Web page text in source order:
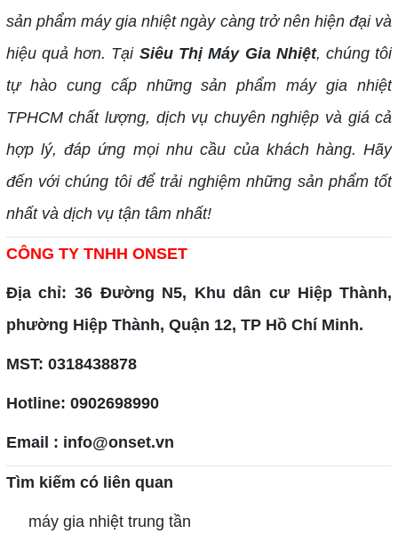
sản phẩm máy gia nhiệt ngày càng trở nên hiện đại và
hiệu quả hơn. Tại Siêu Thị Máy Gia Nhiệt, chúng tôi
tự hào cung cấp những sản phẩm máy gia nhiệt
TPHCM chất lượng, dịch vụ chuyên nghiệp và giá cả
hợp lý, đáp ứng mọi nhu cầu của khách hàng. Hãy
đến với chúng tôi để trải nghiệm những sản phẩm tốt
nhất và dịch vụ tận tâm nhất!
CÔNG TY TNHH ONSET
Địa chỉ: 36 Đường N5, Khu dân cư Hiệp Thành,
phường Hiệp Thành, Quận 12, TP Hồ Chí Minh.
MST: 0318438878
Hotline: 0902698990
Email : info@onset.vn
Tìm kiếm có liên quan
máy gia nhiệt trung tần